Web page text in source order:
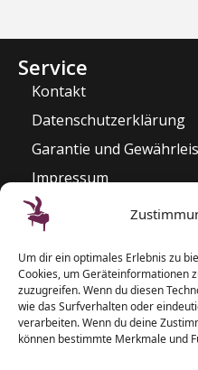
Um dir ein optimales Erlebnis zu
Cookies, um Geräteinformationen
zuzugreifen. Wenn du diesen
wie das Surfverhalten oder
verarbeiten. Wenn du deine
können bestimmte Merkmale und
Service
Kontakt
Datenschutzerklärung
Garantie und
Impressum
Widerrufsrecht
Kontakt
Pianozentrum Hoppe
Sophienblatt 82 – 86
24114 Kiel
T: 0431 – 5 50 87 77